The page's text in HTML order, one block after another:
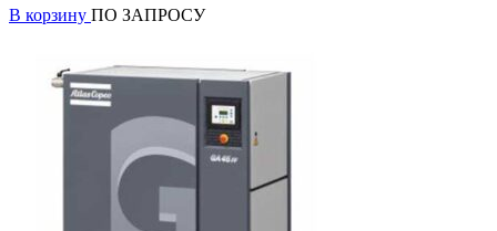
В корзину ПО ЗАПРОСУ